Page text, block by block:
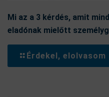
Mi az a 3 kérdés, amit
eladónak mielőtt
Érdekel, elolvasom